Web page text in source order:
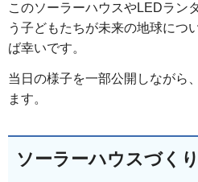
このソーラーハウスやLEDラン
う子どもたちが未来の地球につ
ば幸いです。
当日の様子を一部公開しながら
ます。
ソーラーハウスづく